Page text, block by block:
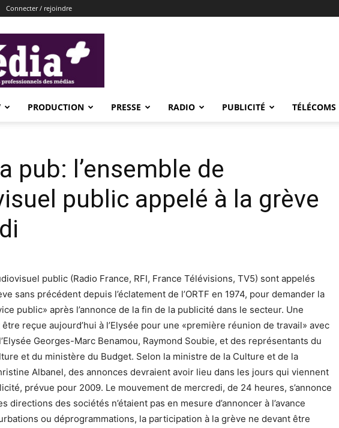
Connecter / rejoindre
PRODUCTION PRESSE RADIO PUBLICITÉ TÉLÉCOMS
pub: l’ensemble de
public appelé à la grève
public (Radio France, RFI, France Télévisions, TV5) sont appelés
sans précédent depuis l’éclatement de l’ORTF en 1974, pour demander la
public» après l’annonce de la fin de la publicité dans le secteur. Une
reçue aujourd’hui à l’Elysée pour une «première réunion de travail» avec
Georges-Marc Benamou, Raymond Soubie, et des représentants du
et du ministère du Budget. Selon la ministre de la Culture et de la
Albanel, des annonces devraient avoir lieu dans les jours qui viennent
prévue pour 2009. Le mouvement de mercredi, de 24 heures, s’annonce
directions des sociétés n’étaient pas en mesure d’annoncer à l’avance
ou déprogrammations, la participation à la grève ne devant être